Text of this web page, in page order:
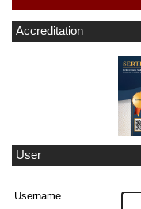
Accreditation
User
Username